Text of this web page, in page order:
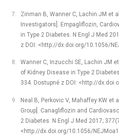
Zinman B, Wanner C, Lachin JM et
Investigators]. Empagliflozin,
in Type 2 Diabetes. N Engl J Med
z DOI: <http://dx.doi.org/10.1056/
Wanner C, Inzucchi SE, Lachin JM
of Kidney Disease in Type 2
334. Dostupné z DOI: <http://
Neal B, Perkovic V, Mahaffey KW et
Group]. Canagliflozin and
2 Diabetes. N Engl J Med 2017;
<http://dx.doi.org/10.1056/